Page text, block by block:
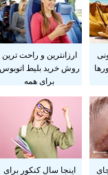
ارزانترین و راحت ترین
روش خرید بلیط اتوبوس
برای همه
اینجا سال کنکور برای